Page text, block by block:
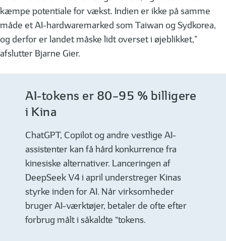
kæmpe potentiale for vækst. Indien er ikke på samme
måde et AI-hardwaremarked som Taiwan og Sydkorea,
og derfor er landet måske lidt overset i øjeblikket,”
afslutter Bjarne Gier.
AI-tokens er 80–95 % billigere
i Kina
ChatGPT, Copilot og andre vestlige AI-
assistenter kan få hård konkurrence fra
kinesiske alternativer. Lanceringen af
DeepSeek V4 i april understreger Kinas
styrke inden for AI. Når virksomheder
bruger AI-værktøjer, betaler de ofte efter
forbrug målt i såkaldte “tokens.